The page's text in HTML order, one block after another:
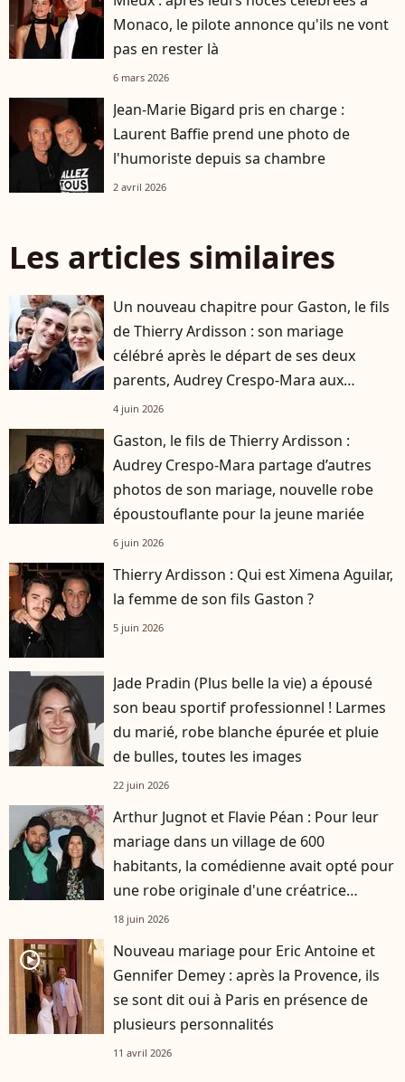
Monaco, le pilote annonce qu'ils ne vont
pas en rester là
6 mars 2026
Jean-Marie Bigard pris en charge :
Laurent Baffie prend une photo de
l'humoriste depuis sa chambre
2 avril 2026
Les articles similaires
Un nouveau chapitre pour Gaston, le fils
de Thierry Ardisson : son mariage
célébré après le départ de ses deux
parents, Audrey Crespo-Mara aux
premières loges
4 juin 2026
Gaston, le fils de Thierry Ardisson :
Audrey Crespo-Mara partage d’autres
photos de son mariage, nouvelle robe
époustouflante pour la jeune mariée
6 juin 2026
Thierry Ardisson : Qui est Ximena Aguilar,
la femme de son fils Gaston ?
5 juin 2026
Jade Pradin (Plus belle la vie) a épousé
son beau sportif professionnel ! Larmes
du marié, robe blanche épurée et pluie
de bulles, toutes les images
22 juin 2026
Arthur Jugnot et Flavie Péan : Pour leur
mariage dans un village de 600
habitants, la comédienne avait opté pour
une robe originale d'une créatrice
française
18 juin 2026
player2
Nouveau mariage pour Eric Antoine et
Gennifer Demey : après la Provence, ils
se sont dit oui à Paris en présence de
plusieurs personnalités
11 avril 2026